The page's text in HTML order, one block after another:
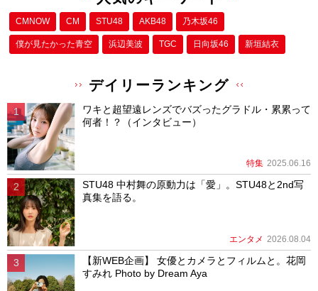
CMNOW CM STU48 AKB48 乃木坂46
僕が⾒たかった⻘空 浜辺美波 TGC 日向坂46 新垣結衣
デイリーランキング
ワキと超望遠レンズでバズったグラドル・累累って
何者！？（インタビュー）
特集 2025.06.16
STU48 中村舞の原動力は「愛」。STU48と2nd写
真集を語る。
エンタメ 2026.08.04
【新WEB企画】 女優とカメラとフィルムと。花岡
すみれ Photo by Dream Aya